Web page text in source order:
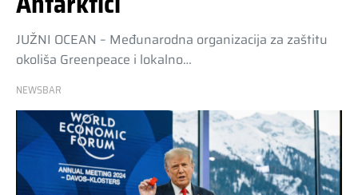
JUŽNI OCEAN – Međunarodna organizacija za zaštitu
okoliša Greenpeace i lokalno…
NEWSBAR